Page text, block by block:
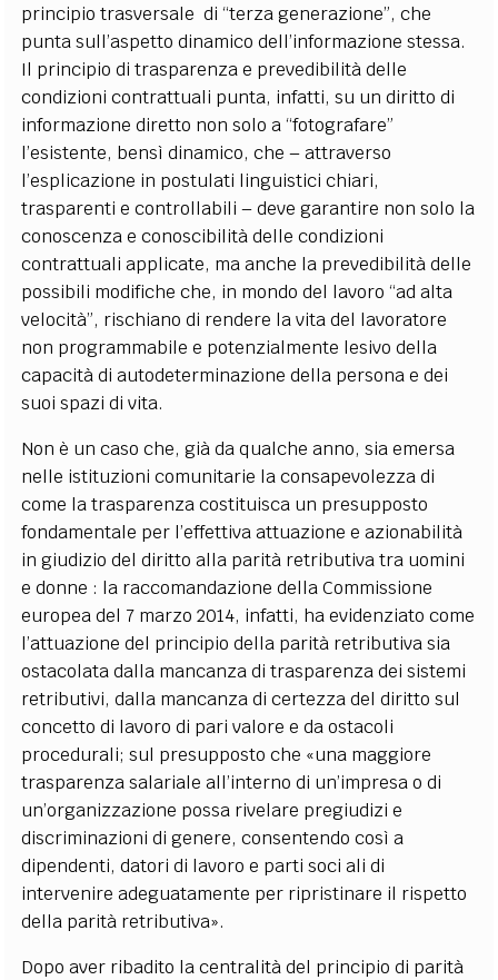
principio trasversale di “terza generazione”, che
punta sull’aspetto dinamico dell’informazione stessa.
Il principio di trasparenza e prevedibilità delle
condizioni contrattuali punta, infatti, su un diritto di
informazione diretto non solo a “fotografare”
l’esistente, bensì dinamico, che – attraverso
l’esplicazione in postulati linguistici chiari,
trasparenti e controllabili – deve garantire non solo la
conoscenza e conoscibilità delle condizioni
contrattuali applicate, ma anche la prevedibilità delle
possibili modifiche che, in mondo del lavoro “ad alta
velocità”, rischiano di rendere la vita del lavoratore
non programmabile e potenzialmente lesivo della
capacità di autodeterminazione della persona e dei
suoi spazi di vita.
Non è un caso che, già da qualche anno, sia emersa
nelle istituzioni comunitarie la consapevolezza di
come la trasparenza costituisca un presupposto
fondamentale per l’effettiva attuazione e azionabilità
in giudizio del diritto alla parità retributiva tra uomini
e donne : la raccomandazione della Commissione
europea del 7 marzo 2014, infatti, ha evidenziato come
l’attuazione del principio della parità retributiva sia
ostacolata dalla mancanza di trasparenza dei sistemi
retributivi, dalla mancanza di certezza del diritto sul
concetto di lavoro di pari valore e da ostacoli
procedurali; sul presupposto che «una maggiore
trasparenza salariale all’interno di un’impresa o di
un’organizzazione possa rivelare pregiudizi e
discriminazioni di genere, consentendo così a
dipendenti, datori di lavoro e parti soci ali di
intervenire adeguatamente per ripristinare il rispetto
della parità retributiva».
Dopo aver ribadito la centralità del principio di parità